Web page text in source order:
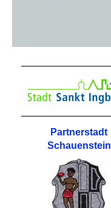
Partnerstadt
Schauenstein